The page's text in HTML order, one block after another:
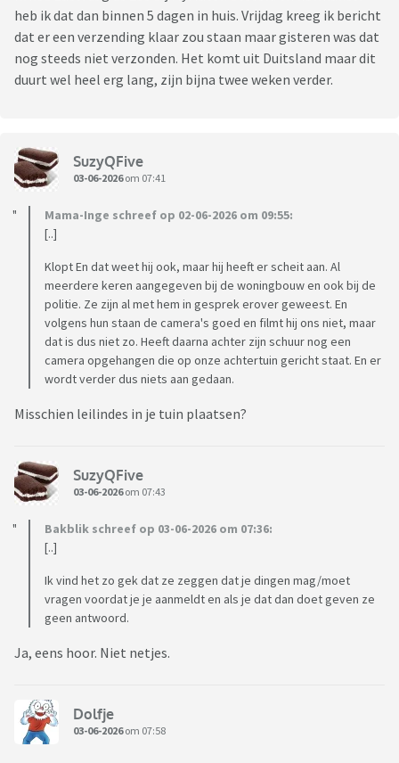
heb ik dat dan binnen 5 dagen in huis. Vrijdag kreeg ik bericht
dat er een verzending klaar zou staan maar gisteren was dat
nog steeds niet verzonden. Het komt uit Duitsland maar dit
duurt wel heel erg lang, zijn bijna twee weken verder.
SuzyQFive
03-06-2026om 07:41
Mama-Inge schreef op 02-06-2026 om 09:55:
[..]
Klopt En dat weet hij ook, maar hij heeft er scheit aan. Al
meerdere keren aangegeven bij de woningbouw en ook bij de
politie. Ze zijn al met hem in gesprek erover geweest. En
volgens hun staan de camera's goed en filmt hij ons niet, maar
dat is dus niet zo. Heeft daarna achter zijn schuur nog een
camera opgehangen die op onze achtertuin gericht staat. En er
wordt verder dus niets aan gedaan.
Misschien leilindes in je tuin plaatsen?
SuzyQFive
03-06-2026om 07:43
Bakblik schreef op 03-06-2026 om 07:36:
[..]
Ik vind het zo gek dat ze zeggen dat je dingen mag/moet
vragen voordat je je aanmeldt en als je dat dan doet geven ze
geen antwoord.
Ja, eens hoor. Niet netjes.
Dolfje
03-06-2026om 07:58